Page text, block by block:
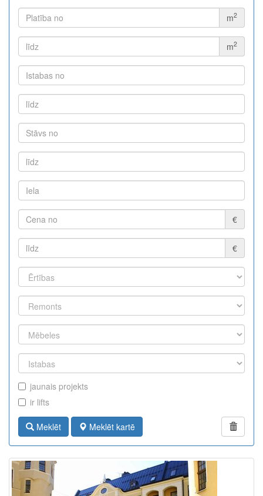
m2
m2
€
€
jaunais projekts
ir lifts
Meklēt Meklēt kartē